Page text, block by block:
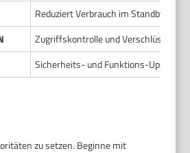
Reduziert Verbrauch im Standby
Zugriffskontrolle und Verschlüsselung
Sicherheits- und Funktions-Upgrades
zu setzen. Beginne mit